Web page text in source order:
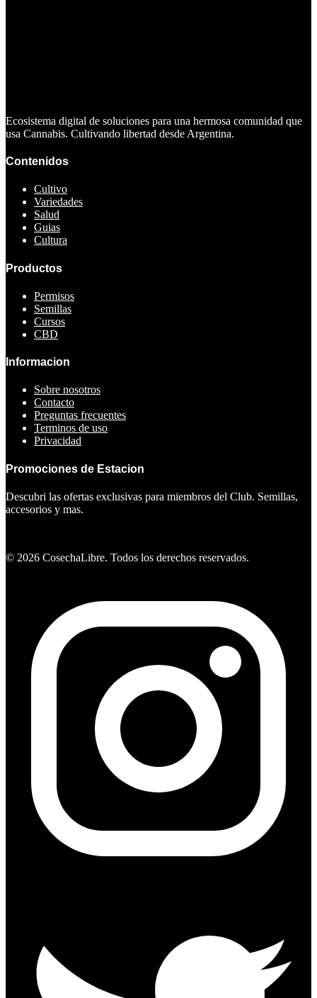
Ecosistema digital de soluciones para una hermosa comunidad que
usa Cannabis. Cultivando libertad desde Argentina.
Contenidos
Cultivo
Variedades
Salud
Guias
Cultura
Productos
Permisos
Semillas
Cursos
CBD
Informacion
Sobre nosotros
Contacto
Preguntas frecuentes
Terminos de uso
Privacidad
Promociones de Estacion
Descubri las ofertas exclusivas para miembros del Club. Semillas,
accesorios y mas.
© 2026 CosechaLibre. Todos los derechos reservados.